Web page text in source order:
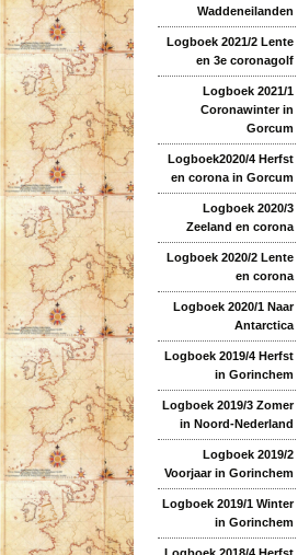
Waddeneilanden
Logboek 2021/2 Lente
en 3e coronagolf
Logboek 2021/1
Coronawinter in
Gorcum
Logboek2020/4 Herfst
en corona in Gorcum
Logboek 2020/3
Zeeland en corona
Logboek 2020/2 Lente
en corona
Logboek 2020/1 Naar
Antarctica
Logboek 2019/4 Herfst
in Gorinchem
Logboek 2019/3 Zomer
in Noord-Nederland
Logboek 2019/2
Voorjaar in Gorinchem
Logboek 2019/1 Winter
in Gorinchem